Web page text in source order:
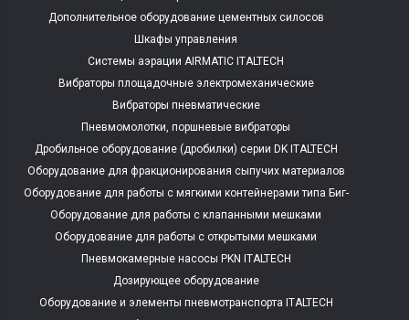
Дополнительное оборудование цементных силосов
Шкафы управления
Системы аэрации AIRMATIC ITALTECH
Вибраторы площадочные электромеханические
Вибраторы пневматические
Пневмомолотки, поршневые вибраторы
Дробильное оборудование (дробилки) серии DK ITALTECH
Оборудование для фракционирования сыпучих материалов
Оборудование для работы с мягкими контейнерами типа Биг-
Бэг
Оборудование для работы с клапанными мешками
Оборудование для работы с открытыми мешками
Пневмокамерные насосы PKN ITALTECH
Дозирующее оборудование
Оборудование и элементы пневмотранспорта ITALTECH